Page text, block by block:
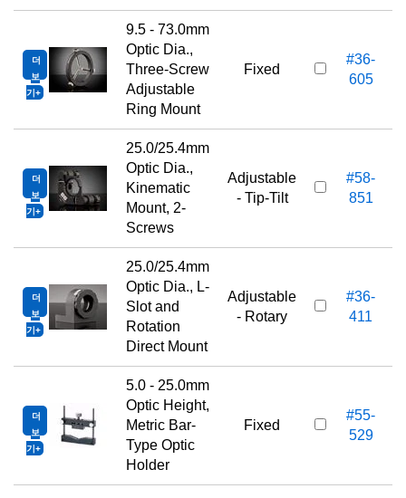
더
보
기
9.5 - 73.0mm
Optic Dia.,
Three-Screw
Adjustable
Ring Mount
Fixed
#36-
605
더
보
기
25.0/25.4mm
Optic Dia.,
Kinematic
Mount, 2-
Screws
Adjustable
- Tip-Tilt
#58-
851
더
보
기
25.0/25.4mm
Optic Dia., L-
Slot and
Rotation
Direct Mount
Adjustable
- Rotary
#36-
411
더
보
기
5.0 - 25.0mm
Optic Height,
Metric Bar-
Type Optic
Holder
Fixed
#55-
529